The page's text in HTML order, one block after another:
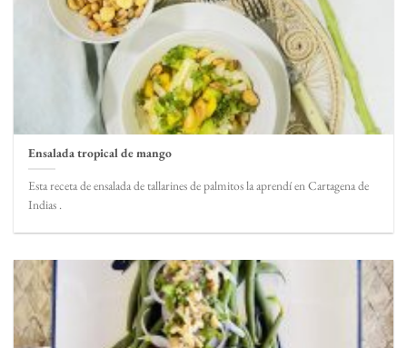
Ensalada tropical de mango
Esta receta de ensalada de tallarines de palmitos la aprendí en Cartagena de
Indias .